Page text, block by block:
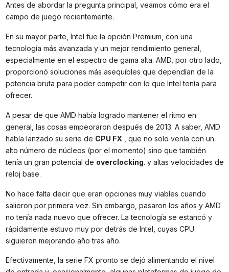
Antes de abordar la pregunta principal, veamos cómo era el
campo de juego recientemente.
En su mayor parte, Intel fue la opción Premium, con una
tecnología más avanzada y un mejor rendimiento general,
especialmente en el espectro de gama alta. AMD, por otro lado,
proporcionó soluciones más asequibles que dependían de la
potencia bruta para poder competir con lo que Intel tenía para
ofrecer.
A pesar de que AMD había logrado mantener el ritmo en
general, las cosas empeoraron después de 2013. A saber, AMD
había lanzado su serie de CPU FX , que no solo venía con un
alto número de núcleos (por el momento) sino que también
tenía un gran potencial de overclocking. y altas velocidades de
reloj base.
No hace falta decir que eran opciones muy viables cuando
salieron por primera vez. Sin embargo, pasaron los años y AMD
no tenía nada nuevo que ofrecer. La tecnología se estancó y
rápidamente estuvo muy por detrás de Intel, cuyas CPU
siguieron mejorando año tras año.
Efectivamente, la serie FX pronto se dejó alimentando el nivel